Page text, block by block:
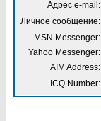
Адрес e-mail:
Личное сообщение:
MSN Messenger:
Yahoo Messenger:
AIM Address:
ICQ Number: